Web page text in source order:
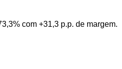
com +31,3 p.p. de margem.